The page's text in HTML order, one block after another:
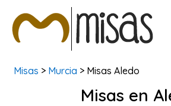
BUSCAR MISAS
Misas > Murcia > Misas Aledo
Misas en